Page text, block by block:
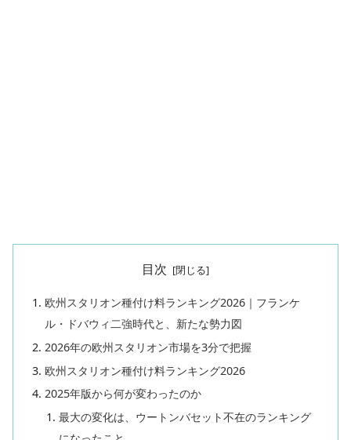
目次
欧州スタリオン種付け料ランキング2026｜フランケ
ル・ドバウィ二強時代と、新たな勢力図
2026年の欧州スタリオン市場を3分で把握
欧州スタリオン種付け料ランキング2026
2025年版から何が変わったのか
最大の変化は、ウートンバセット不在のランキング